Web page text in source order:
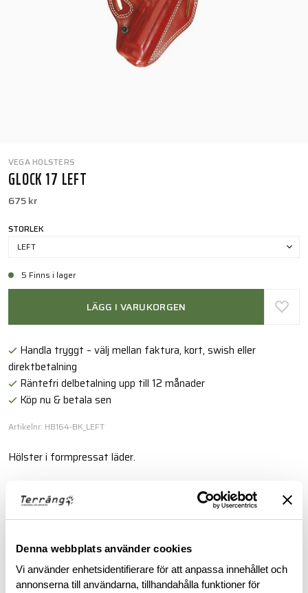
Denna webbplats använder cookies
Vi använder enhetsidentifierare för att anpassa innehållet och
annonserna till användarna, tillhandahålla funktioner för
VEGA HOLSTERS
GLOCK 17 LEFT
675 kr
STORLEK
LEFT
5 Finns i lager
LÄGG I VARUKORGEN
Handla tryggt – välj mellan faktura, kort, swish eller
direktbetalning
Räntefri delbetalning upp till 12 månader
Köp nu & betala sen
Artikelnr: HB164-BK_LEFT
Hölster i formpressat läder.
BESKRIVNING
RECENSIONER